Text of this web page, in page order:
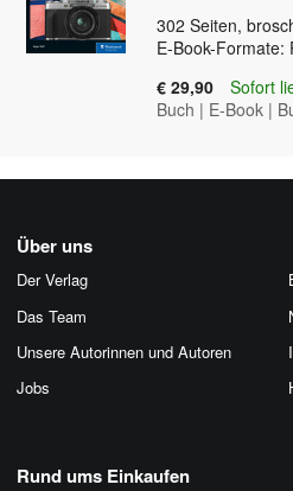
302 Seiten,
E-Book-Formate:
€ 29,90
Sofort
Buch | E-Book |
Über uns
Der Verlag
Das Team
Unsere Autorinnen und Autoren
Jobs
Rund ums Einkaufen